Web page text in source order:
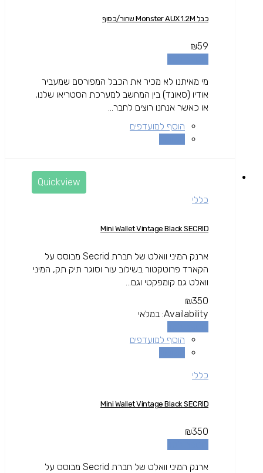
כבל Monster AUX 1.2M שחור/כסוף
₪59
מי מאיתנו לא מכיר את הכבל המפורסם שמעביר
אודיו (סאונד) בין המחשב למערכת הסטריאו שלנו,
או כאשר אנחנו רוצים לחבר...
הוסף למועדפים
Quickview
כללי
Mini Wallet Vintage Black SECRID
ארנק המיני וואלט של חברת Secrid מבוסס על
הקארד פרוטקטור בשילוב עור וסוגר תיק תק, המיני
וואלט גם קומפקטי וגם...
₪350
Availability: במלאי
הוסף למועדפים
כללי
Mini Wallet Vintage Black SECRID
₪350
ארנק המיני וואלט של חברת Secrid מבוסס על